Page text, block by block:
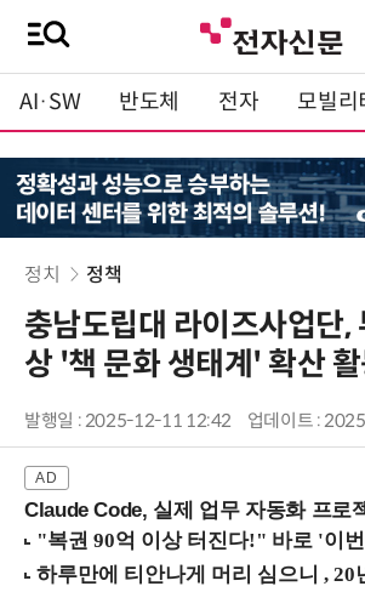
AI·SW 반도체 전자 모빌리
정치 정책
충남도립대 라이즈사업단,
상 '책 문화 생태계' 확산
발행일 : 2025-12-11 12:42 업데이트 :
Claude Code, 실제 업무 자동화 프로젝트 구현